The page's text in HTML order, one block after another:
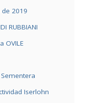
2019
RUBBIANI
OVILE
Iserlohn